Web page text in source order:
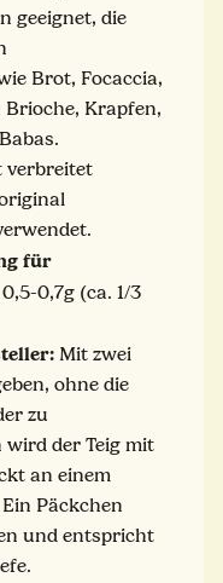
geeignet, die
Brot, Focaccia,
Brioche, Krapfen,
verbreitet
für
0,7g (ca. 1/3
Mit zwei
ohne die
zu
wird der Teig mit
an einem
Päckchen
und entspricht